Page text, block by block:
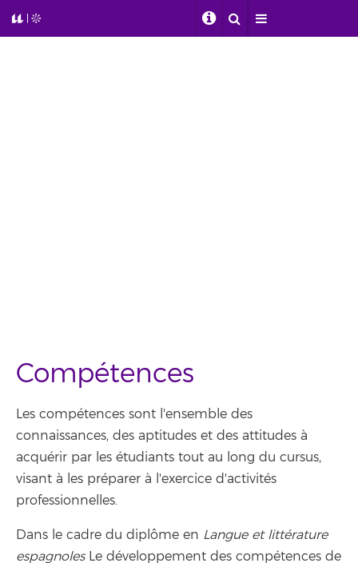
Compétences
Les compétences sont l'ensemble des
connaissances, des aptitudes et des attitudes à
acquérir par les étudiants tout au long du cursus,
visant à les préparer à l'exercice d'activités
professionnelles.
Dans le cadre du diplôme en Langue et littérature
espagnolesLe développement des compétences de